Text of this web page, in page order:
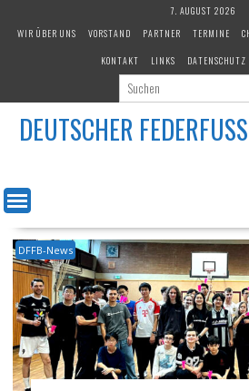
7. AUGUST 2026
WIR ÜBER UNS
VORSTAND PARTNER TERMINE
KONTAKT
LINKS DATENSCHUTZ
DEUTSCHER
DFFB-News